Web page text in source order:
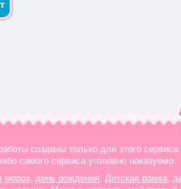
созданы только для этого сервиса.
самого сервиса уголовно наказуемо.
мороз, день рождения, Детская рамка,